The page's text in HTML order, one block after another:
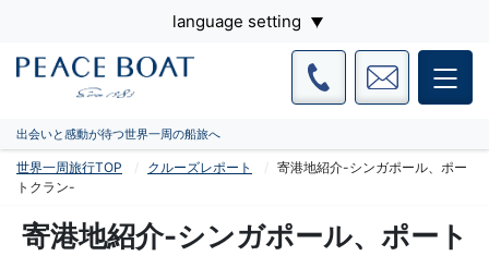
language setting
出会いと感動が待つ世界一周の船旅へ
世界一周旅行TOP クルーズレポート
寄港地紹介-シンガポール、ポー
トクラン-
寄港地紹介-シンガポール、ポート